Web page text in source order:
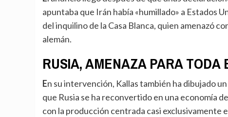
apuntaba que Irán había «humillado» a Estados
del inquilino de la Casa Blanca, quien amenazó
alemán.
RUSIA, AMENAZA PARA TODA
En su intervención, Kallas también ha dibujado un panorama de amenaza creciente y ha advertido de
que Rusia se ha reconvertido en una economía
con la producción centrada casi exclusivamente